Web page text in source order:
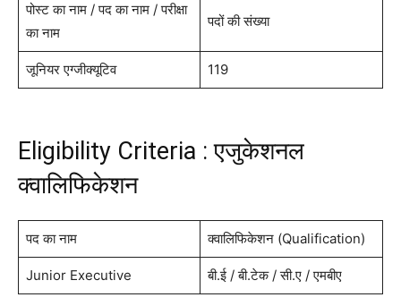
पोस्ट का नाम / पद का नाम / परीक्षा
का नाम
पदों की संख्या
जूनियर एग्जीक्यूटिव 119
Eligibility Criteria : एजुकेशनल
क्वालिफिकेशन
पद का नाम क्वालिफिकेशन (Qualification)
Junior Executive बी.ई / बी.टेक / सी.ए / एमबीए